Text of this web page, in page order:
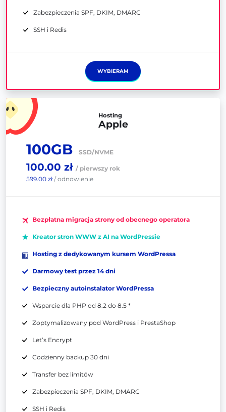
Zabezpieczenia SPF, DKIM, DMARC
SSH i Redis
WYBIERAM
Hosting
Apple
100GB SSD/NVME
100.00 zł / pierwszy rok
599.00 zł/ odnowienie
Bezpłatna migracja strony od obecnego operatora
Kreator stron WWW z AI na WordPressie
Hosting z dedykowanym kursem WordPressa
Darmowy test przez 14 dni
Bezpieczny autoinstalator WordPressa
Wsparcie dla PHP od 8.2 do 8.5 *
Zoptymalizowany pod WordPress i PrestaShop
Let’s Encrypt
Codzienny backup 30 dni
Transfer bez limitów
Zabezpieczenia SPF, DKIM, DMARC
SSH i Redis